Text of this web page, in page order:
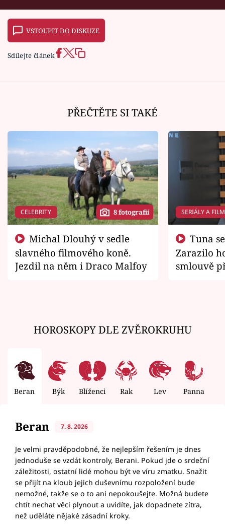
VSTOUPIT DO DISKUZE
Sdílejte článek
PŘEČTĚTE SI TAKÉ
CELEBRITY 8 fotografií
slavného filmového koně.
Jezdil na něm i Draco Malfoy
SERIÁLY A
Zarazilo
smlouvě
HOROSKOPY DLE ZVĚROKRUHU
Beran Býk Blíženci Rak Lev Panna
Beran 7. 8. 2026
Je velmi pravděpodobné, že nejlepším řešením je dnes
jednoduše se vzdát kontroly, Berani. Pokud jde o srdeční
záležitosti, ostatní lidé mohou být ve víru zmatku. Snažit
se přijít na kloub jejich duševnímu rozpoložení bude
nemožné, takže se o to ani nepokoušejte. Možná budete
chtít nechat věci plynout a uvidíte, jak dopadnete zítra,
než uděláte nějaké zásadní kroky.